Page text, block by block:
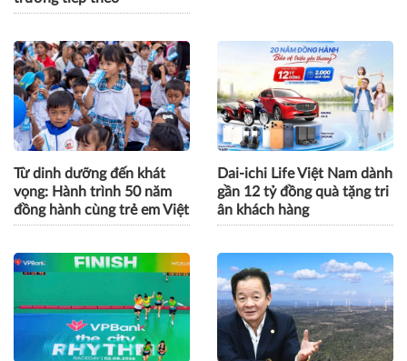
Cách Masan kiến tạo nội
lực cho chặng đường tăng
trưởng tiếp theo
Đất khỏe, cây khỏe, người
nông dân thêm niềm tin
Từ dinh dưỡng đến khát
vọng: Hành trình 50 năm
đồng hành cùng trẻ em Việt
Dai-ichi Life Việt Nam dành
gần 12 tỷ đồng quà tặng tri
ân khách hàng